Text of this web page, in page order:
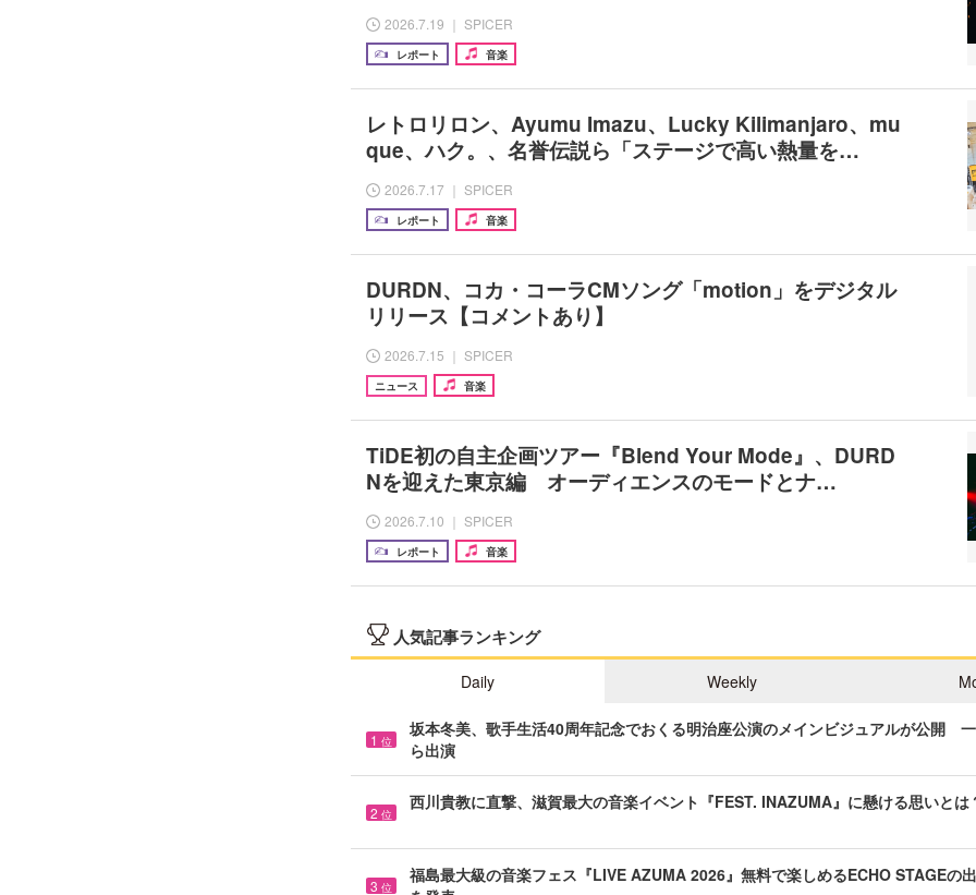
2026.7.19 ｜ SPICER
レポート 音楽
レトロリロン、Ayumu Imazu、Lucky Kilimanjaro、mu
que、ハク。、名誉伝説ら「ステージで高い熱量を…
2026.7.17 ｜ SPICER
レポート 音楽
DURDN、コカ・コーラCMソング「motion」をデジタル
リリース【コメントあり】
2026.7.15 ｜ SPICER
ニュース 音楽
TiDE初の自主企画ツアー『Blend Your Mode』、DURD
Nを迎えた東京編 オーディエンスのモードとナ…
2026.7.10 ｜ SPICER
レポート 音楽
人気記事ランキング
Daily Weekly
1 位
坂本冬美、歌手生活40周年記念でおくる明治座公演のメインビジュアルが公開
ら出演
2 位
西川貴教に直撃、滋賀最大の音楽イベント『FEST. INAZUMA』に懸ける思いとは
3 位
福島最大級の音楽フェス『LIVE AZUMA 2026』無料で楽しめるECHO STAGEの